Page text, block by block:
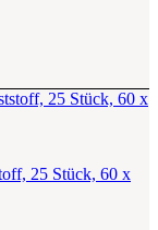
25 Stück, 60 x